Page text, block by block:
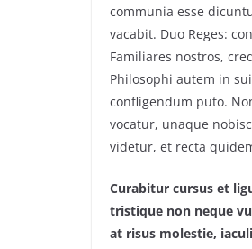
communia esse
vacabit. Duo Reges:
Familiares nostros,
Philosophi autem in
confligendum puto.
vocatur, unaque
videtur, et recta
Curabitur cursus et
tristique non neque
at risus molestie,